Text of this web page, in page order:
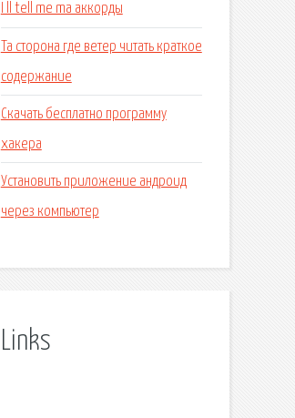
I ll tell me ma аккорды
Та сторона где ветер читать краткое
содержание
Скачать бесплатно программу
хакера
Установить приложение андроид
через компьютер
Links